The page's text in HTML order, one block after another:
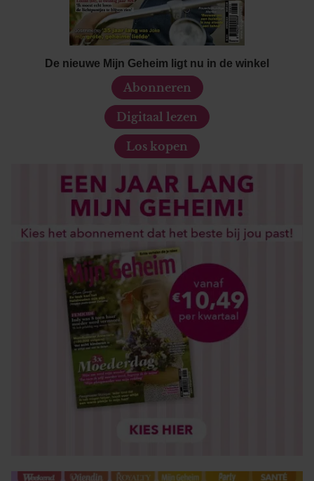
De nieuwe Mijn Geheim ligt nu in de winkel
Abonneren
Digitaal lezen
Los kopen